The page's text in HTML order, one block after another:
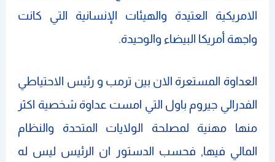
الامريكية العتيدة والهيئات الإنسانية التي كانت
واجهة أمريكا البيضاء والوحيدة.
العداوة المستعرة الان بين ترمب و رئيس الاحتياطي
الفدرالي جيروم باول التي امست عداوة شخصية اكثر
منها مهنية لمصلحة الولايات المتحدة والنظام
المالي فيها, فحسب الدستور ان الرئيس ليس له